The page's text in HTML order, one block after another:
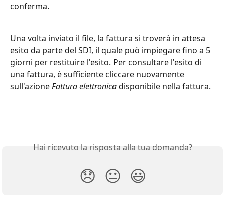
conferma.
Una volta inviato il file, la fattura si troverà in attesa
esito da parte del SDI, il quale può impiegare fino a 5
giorni per restituire l'esito. Per consultare l'esito di
una fattura, è sufficiente cliccare nuovamente
sull'azione Fattura elettronica disponibile nella fattura.
Hai ricevuto la risposta alla tua domanda?
😞 😐 😃